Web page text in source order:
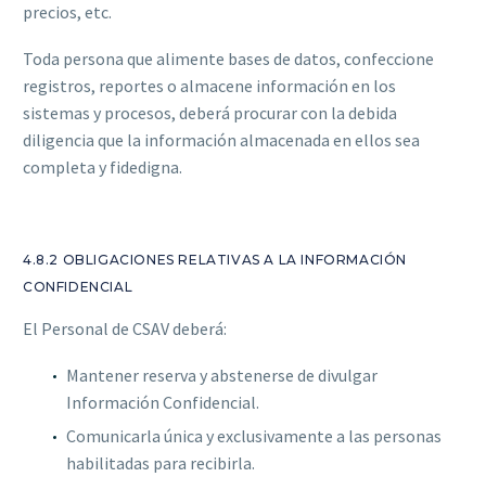
precios, etc.
Toda persona que alimente bases de datos, confeccione
registros, reportes o almacene información en los
sistemas y procesos, deberá procurar con la debida
diligencia que la información almacenada en ellos sea
completa y fidedigna.
4.8.2 OBLIGACIONES RELATIVAS A LA INFORMACIÓN
CONFIDENCIAL
El Personal de CSAV deberá:
Mantener reserva y abstenerse de divulgar
Información Confidencial.
Comunicarla única y exclusivamente a las personas
habilitadas para recibirla.